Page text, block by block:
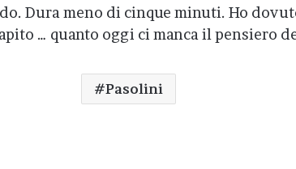
Dura meno di cinque minuti. Ho
… quanto oggi ci manca il pensiero
Pasolini